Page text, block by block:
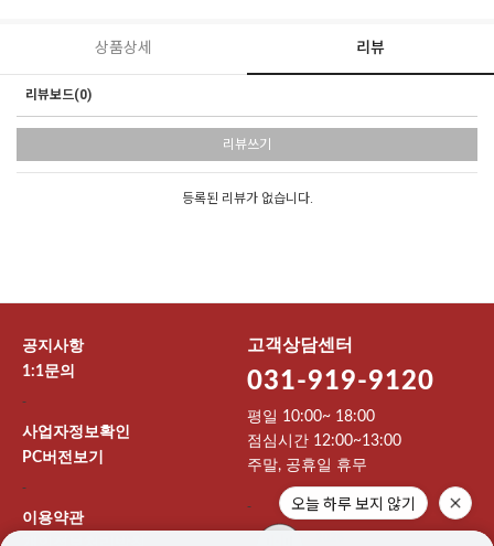
상품상세 리뷰
리뷰보드(0)
리뷰쓰기
등록된 리뷰가 없습니다.
공지사항
1:1문의
-
사업자정보확인
PC버전보기
-
이용약관
고객상담센터
031-919-9120
평일 10:00~ 18:00
점심시간 12:00~13:00
주말, 공휴일 휴무
- 오늘 하루 보지 않기